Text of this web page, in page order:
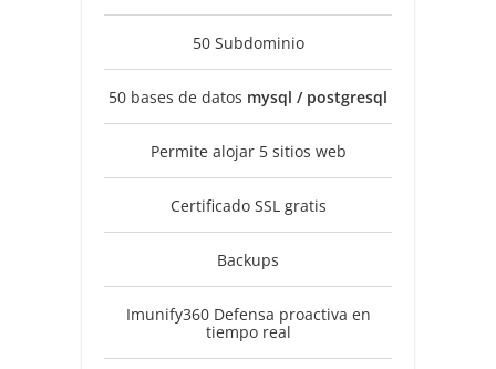
50 Subdominio
50 bases de datos mysql / postgresql
Permite alojar 5 sitios web
Certificado SSL gratis
Backups
Imunify360 Defensa proactiva en
tiempo real